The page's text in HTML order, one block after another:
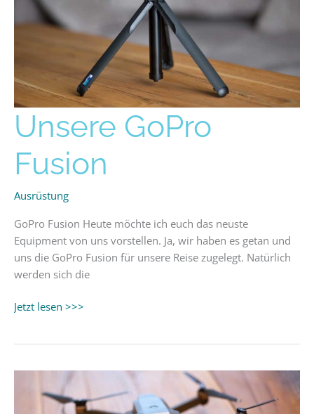
Unsere GoPro
Fusion
Ausrüstung
GoPro Fusion Heute möchte ich euch das neuste
Equipment von uns vorstellen. Ja, wir haben es getan und
uns die GoPro Fusion für unsere Reise zugelegt. Natürlich
werden sich die
Unsere
GoPro
Fusion
Jetzt lesen >>>